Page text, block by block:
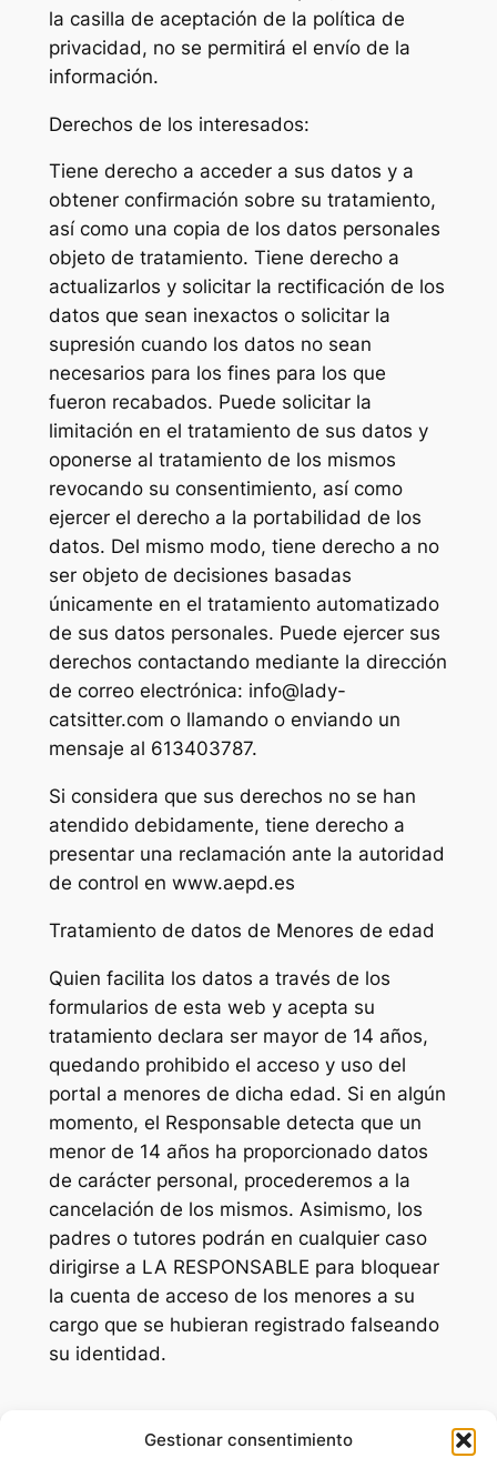
Gestionar consentimiento
la casilla de aceptación de la política de
privacidad, no se permitirá el envío de la
información.
Derechos de los interesados:
Tiene derecho a acceder a sus datos y a
obtener confirmación sobre su tratamiento,
así como una copia de los datos personales
objeto de tratamiento. Tiene derecho a
actualizarlos y solicitar la rectificación de los
datos que sean inexactos o solicitar la
supresión cuando los datos no sean
necesarios para los fines para los que
fueron recabados. Puede solicitar la
limitación en el tratamiento de sus datos y
oponerse al tratamiento de los mismos
revocando su consentimiento, así como
ejercer el derecho a la portabilidad de los
datos. Del mismo modo, tiene derecho a no
ser objeto de decisiones basadas
únicamente en el tratamiento automatizado
de sus datos personales. Puede ejercer sus
derechos contactando mediante la dirección
de correo electrónica: info@lady-
catsitter.com o llamando o enviando un
mensaje al 613403787.
Si considera que sus derechos no se han
atendido debidamente, tiene derecho a
presentar una reclamación ante la autoridad
de control en www.aepd.es
Tratamiento de datos de Menores de edad
Quien facilita los datos a través de los
formularios de esta web y acepta su
tratamiento declara ser mayor de 14 años,
quedando prohibido el acceso y uso del
portal a menores de dicha edad. Si en algún
momento, el Responsable detecta que un
menor de 14 años ha proporcionado datos
de carácter personal, procederemos a la
cancelación de los mismos. Asimismo, los
padres o tutores podrán en cualquier caso
dirigirse a LA RESPONSABLE para bloquear
la cuenta de acceso de los menores a su
cargo que se hubieran registrado falseando
su identidad.